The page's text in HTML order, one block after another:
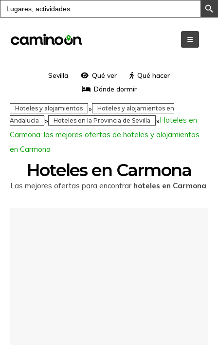
Buscar:
Sevilla Qué ver
Qué hacer
Dónde dormir
Hoteles y alojamientos »
Hoteles y alojamientos en
Andalucía
» Hoteles en la Provincia de Sevilla »Hoteles en
Carmona: las mejores ofertas de hoteles y alojamientos
en Carmona
Hoteles en Carmona
Las mejores ofertas para encontrar hoteles en Carmona.